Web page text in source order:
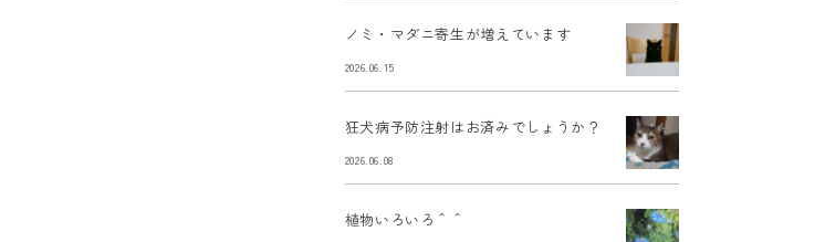
ノミ・マダニ寄生が増えています
2026.06.15
狂犬病予防注射はお済みでしょうか？
2026.06.08
植物いろいろ＾＾